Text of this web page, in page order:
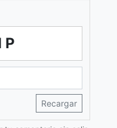
Recargar